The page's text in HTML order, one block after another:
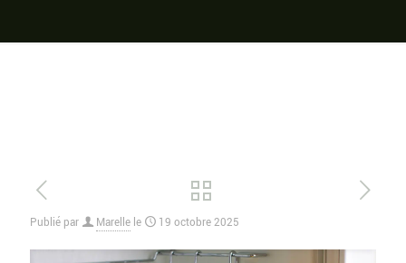
Publié par Marelle le 19 octobre 2025